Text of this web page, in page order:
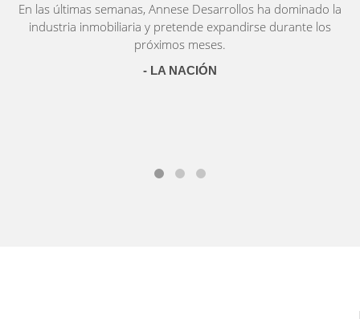
En las últimas semanas, Annese Desarrollos ha dominado la
industria inmobiliaria y pretende expandirse durante los
próximos meses.
- LA NACIÓN